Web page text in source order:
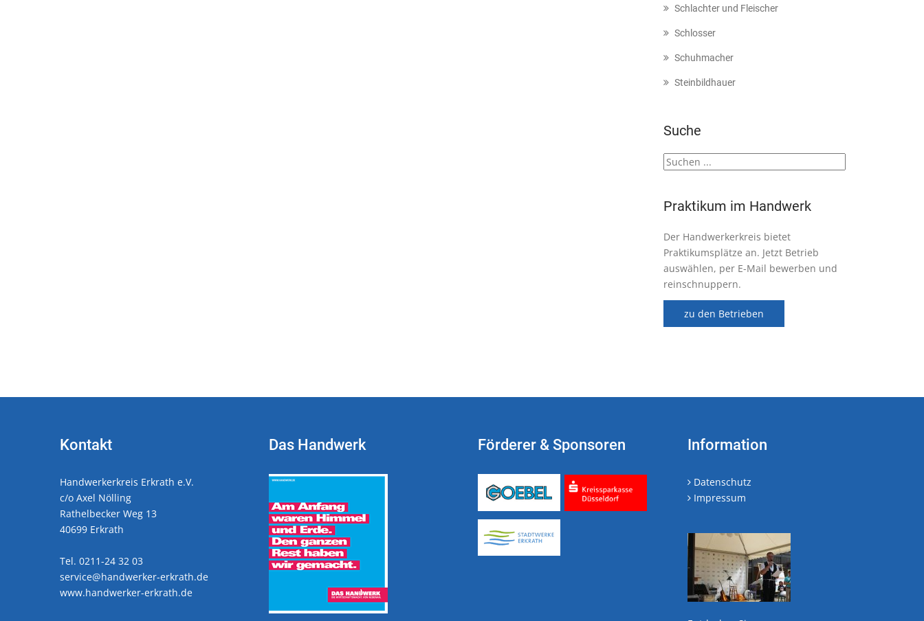
Schlachter und Fleischer
Schlosser
Schuhmacher
Steinbildhauer
Suche
Praktikum im Handwerk
Der Handwerkerkreis bietet
Praktikumsplätze an. Jetzt Betrieb
auswählen, per E-Mail bewerben und
reinschnuppern.
zu den Betrieben
Kontakt
Handwerkerkreis Erkrath e.V.
c/o Axel Nölling
Rathelbecker Weg 13
40699 Erkrath
Tel. 0211-24 32 03
service@handwerker-erkrath.de
www.handwerker-erkrath.de
Das Handwerk Förderer & Sponsoren Information
Datenschutz
Impressum